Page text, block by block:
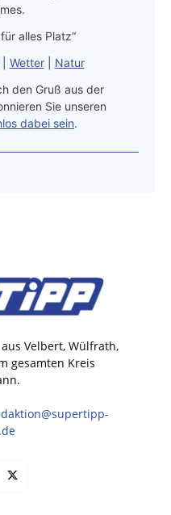
alles Platz“
Wetter| Natur
den Gruß aus der
Sie unseren
dabei sein.
Velbert, Wülfrath,
gesamten Kreis